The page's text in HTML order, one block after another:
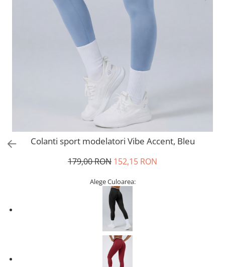
Colanti sport modelatori Vibe Accent, Bleu
179,00 RON 152,15 RON
Alege Culoarea: